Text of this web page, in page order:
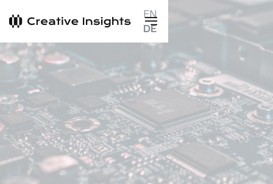
EN
DE
Book a call